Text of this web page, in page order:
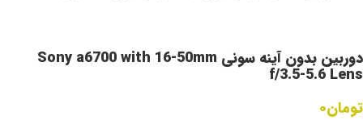
دوربین بدون آینه سونی Sony a6700 with 16-50mm
f/3.5-5.6 Lens
تومان۰